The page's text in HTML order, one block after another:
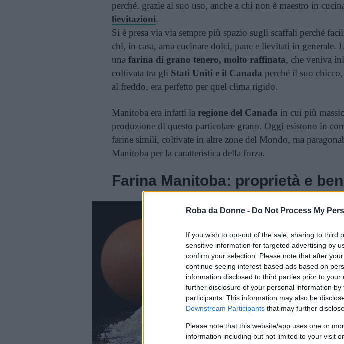
Roba da Donne - Do Not Process My
If you wish to opt-out of the sale, sharing to third
sensitive information for targeted advertising by
confirm your selection. Please note that after
continue seeing interest-based ads based on
information disclosed to third parties prior to
further disclosure of your personal information by
participants. This information may also be
Downstream Participants that may further
Please note that this website/app uses one or
information including but not limited to your visit
perché. grazie al suo uso, anche a chi non è maestro in
lievitazioni.
Si è presa via via sempre più spazio sugli scaffali perché
chi, in casa, ama cucinare dolci, pane e lievitati in generale.
una farina di grano tenero, molto raffinata, che veniva
coltivata tra gli Stati Uniti e il Canada perché il suo
al freddo, era perfetto per quel clima rigido.
Manitoba era infatti la regione del Canada in cui più
produzione di questo particolare grano. Oggi esistono in
farine simili, coltivate in altre zone del Mondo, ma
Manitoba per la caratteristica della forza.
Farina Manitoba: proprietà e